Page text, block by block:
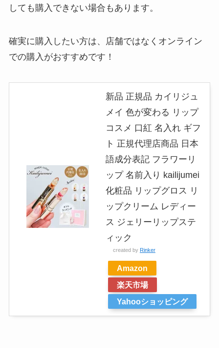
しても購入できない場合もあります。
確実に購入したい方は、店舗ではなくオンライン
での購入がおすすめです！
新品 正規品 カイリジュ
メイ 色が変わる リップ
コスメ 口紅 名入れ ギフ
ト 正規代理店商品 日本
語成分表記 フラワーリ
ップ 名前入り kailijumei
化粧品 リップグロス リ
ップクリーム レディー
ス ジェリーリップステ
ィック
created by Rinker
Amazon
楽天市場
Yahooショッピング